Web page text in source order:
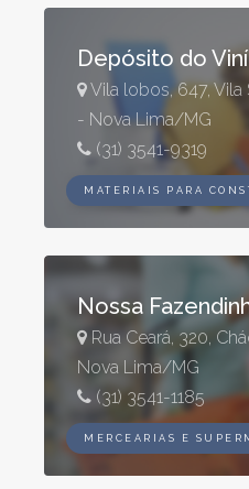
MATERIAIS PARA
Depósito do
Vila lobos, 647, Vila
- Nova Lima/MG
(31) 3541-9319
MERCEARIAS E
Nossa
Rua Ceará, 320,
Nova Lima/MG
(31) 3541-1185